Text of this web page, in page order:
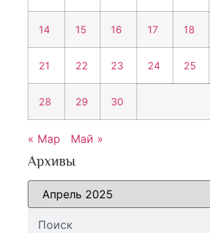
14 15 16 17 18
21 22 23 24 25
28 29 30
« Мар Май »
Архивы